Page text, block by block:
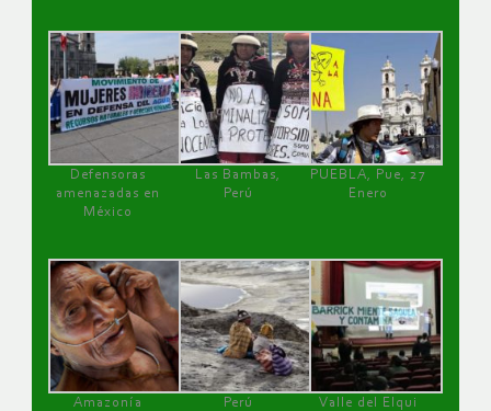
Defensoras
amenazadas en
México
Las Bambas,
Perú
PUEBLA, Pue, 27
Enero
Amazonía
Perú
Valle del Elqui